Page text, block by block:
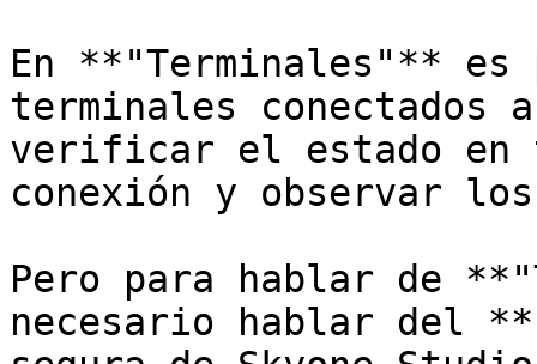
En **"Terminales"**
terminales
verificar el estado en
conexión y observar
Pero para hablar de
necesario hablar del